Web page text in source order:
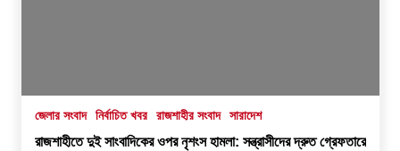
জেলার সংবাদ নির্বাচিত খবর রাজশাহীর সংবাদ সারাদেশ
রাজশাহীতে দুই সাংবাদিকের ওপর নৃশংস হামলা: সন্ত্রাসীদের দ্রুত গ্রেফতারে